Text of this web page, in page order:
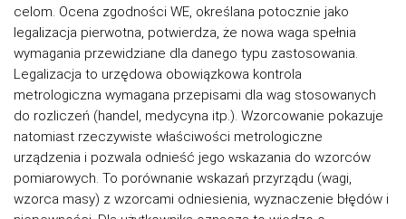
celom. Ocena zgodności WE, określana potocznie jako
legalizacja pierwotna, potwierdza, że nowa waga spełnia
wymagania przewidziane dla danego typu zastosowania.
Legalizacja to urzędowa obowiązkowa kontrola
metrologiczna wymagana przepisami dla wag stosowanych
do rozliczeń (handel, medycyna itp.). Wzorcowanie pokazuje
natomiast rzeczywiste właściwości metrologiczne
urządzenia i pozwala odnieść jego wskazania do wzorców
pomiarowych. To porównanie wskazań przyrządu (wagi,
wzorca masy) z wzorcami odniesienia, wyznaczenie błędów i